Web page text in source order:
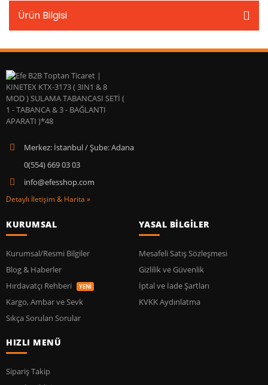
Ürün Bilgisi
Merkez: İstanbul / Şube: Adana
0(554) 669 03 03
info@efesshop.com
Detaylı İletişim & Harita »
KURUMSAL
Kurumsal/Resmi Bilgiler
Blog & Haberler
Hırdavatçı Rehberi
YENİ
Kargo, Ambar ve Sevk
Sıkça Sorulan Sorular
YASAL BİLGİLER
Mesafeli Satış Sözleşmesi
Gizlilik ve Güvenlik
İptal ve İade Şartları
KVKK Aydınlatma
HIZLI MENÜ
Sipariş Takip